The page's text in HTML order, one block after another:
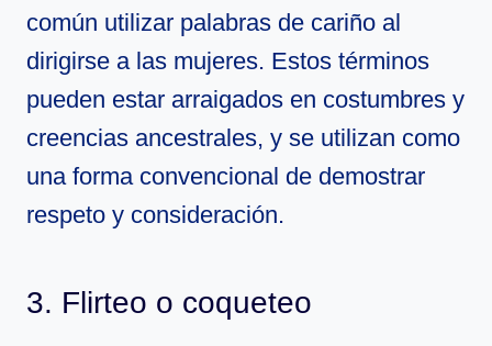
común utilizar palabras de cariño al
dirigirse a las mujeres. Estos términos
pueden estar arraigados en costumbres y
creencias ancestrales, y se utilizan como
una forma convencional de demostrar
respeto y consideración.
3. Flirteo o coqueteo